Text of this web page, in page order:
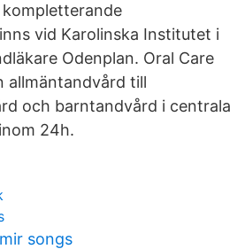
vid Karolinska Institutet i
Odenplan. Oral Care
allmäntandvård till
och barntandvård i centrala
24h.
songs